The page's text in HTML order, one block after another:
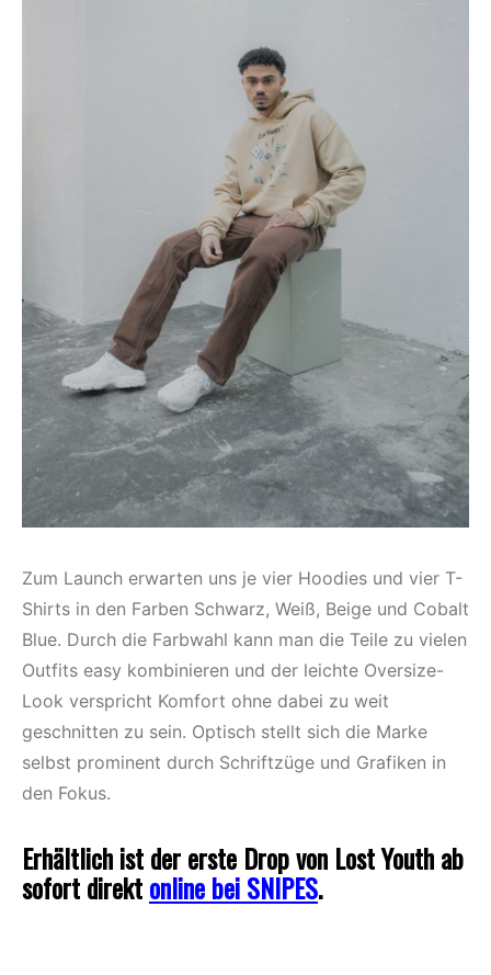
Zum Launch erwarten uns je vier Hoodies und vier T-
Shirts in den Farben Schwarz, Weiß, Beige und Cobalt
Blue. Durch die Farbwahl kann man die Teile zu vielen
Outfits easy kombinieren und der leichte Oversize-
Look verspricht Komfort ohne dabei zu weit
geschnitten zu sein. Optisch stellt sich die Marke
selbst prominent durch Schriftzüge und Grafiken in
den Fokus.
Erhältlich ist der erste Drop von Lost Youth ab
sofort direktonline bei SNIPES.